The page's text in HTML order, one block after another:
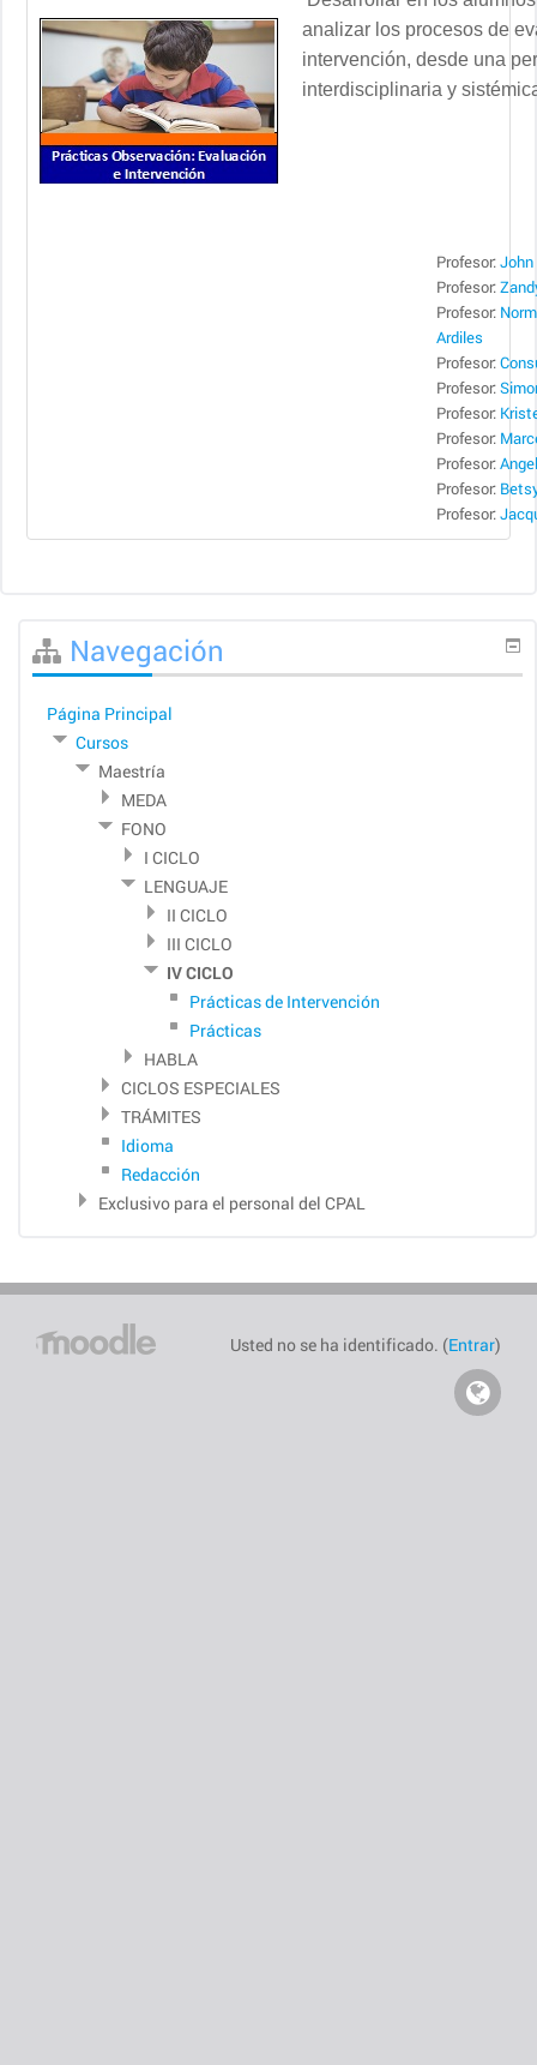
analizar los procesos de
intervención, desde una
interdisciplinaria y
Profesor:John
Profesor:
Profesor:
Ardiles
Profesor:
Profesor:
Profesor:
Profesor:
Profesor:
Profesor:
Profesor:
NavegaciónNavegación
Página Principal
Cursos
Maestría
MEDA
FONO
I CICLO
LENGUAJE
II CICLO
III CICLO
IV CICLO
Prácticas de Intervención
Prácticas
HABLA
CICLOS ESPECIALES
TRÁMITES
Idioma
Redacción
Exclusivo para el personal del CPAL
Página
Usted no se ha identificado. (Entrar)
our